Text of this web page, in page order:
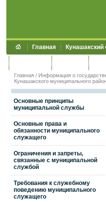
Главная Кунашакский
Главная / Информация о
Кунашакского муниципального
Основные принципы
муниципальной службы
Основные права и
обязанности муниципального
служащего
Ограничения и запреты,
связанные с муниципальной
службой
Требования к служебному
поведению муниципального
служащего